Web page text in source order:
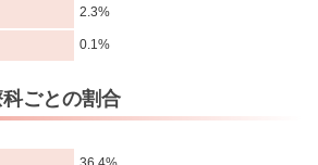
2.3%
0.1%
科ごとの割合